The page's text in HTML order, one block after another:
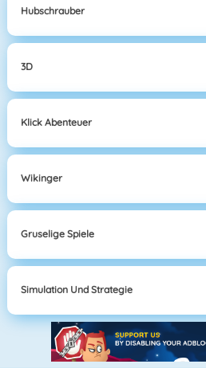
Hubschrauber
3D
Klick Abenteuer
Wikinger
Gruselige Spiele
Simulation Und Strategie